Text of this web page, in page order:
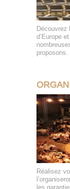
Découvrez
d’Europe
proposons.
Réalisez
les